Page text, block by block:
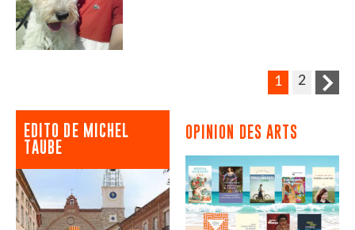
1 2
EDITO DE MICHEL
TAUBE
OPINION DES ARTS